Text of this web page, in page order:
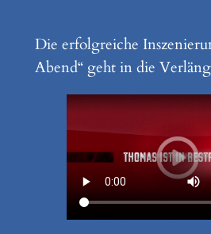
Die erfolgreiche
Abend“ geht in die